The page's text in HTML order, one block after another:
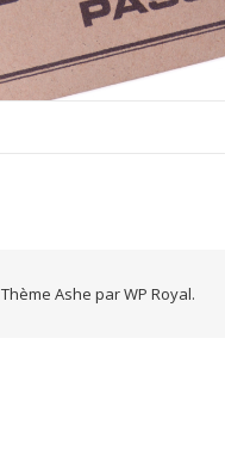
Thème Ashe parWP Royal.